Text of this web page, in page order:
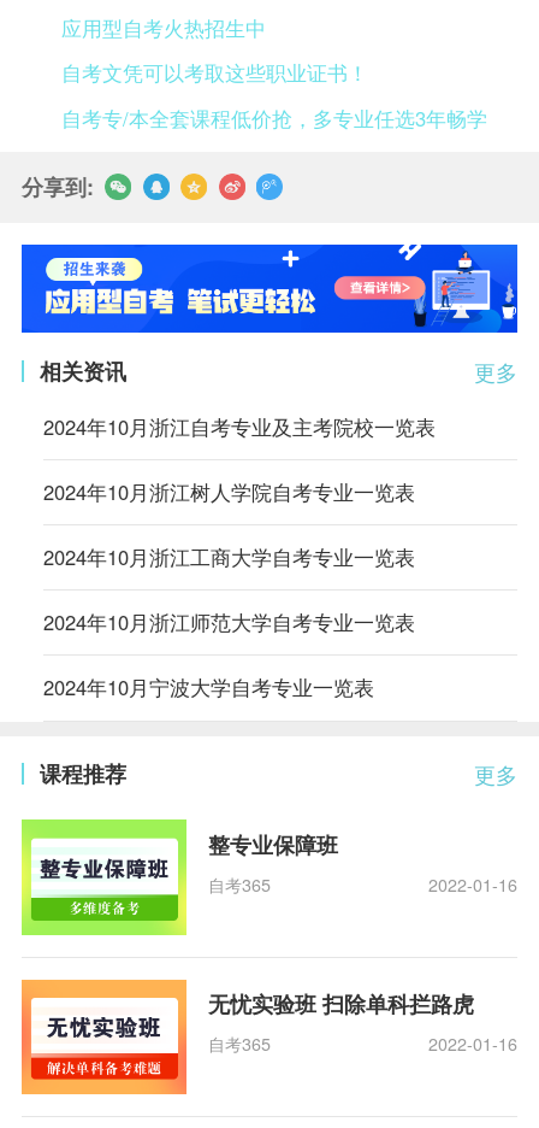
应用型自考火热招生中
自考文凭可以考取这些职业证书！
自考专/本全套课程低价抢，多专业任选3年畅学
分享到:
更多
相关资讯
2024年10月浙江自考专业及主考院校一览表
2024年10月浙江树人学院自考专业一览表
2024年10月浙江工商大学自考专业一览表
2024年10月浙江师范大学自考专业一览表
2024年10月宁波大学自考专业一览表
更多
课程推荐
整专业保障班
自考365 2022-01-16
无忧实验班 扫除单科拦路虎
自考365 2022-01-16